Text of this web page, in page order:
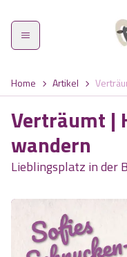
Was
Home Artikel
Verträumt |
wandern
Lieblingsplatz in der